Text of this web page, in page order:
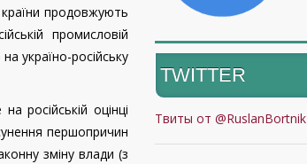
країни продовжують
промисловій
україно-російську
російській оцінці
першопричин
зміну влади (з
TWITTER
Твиты от @RuslanBortnik